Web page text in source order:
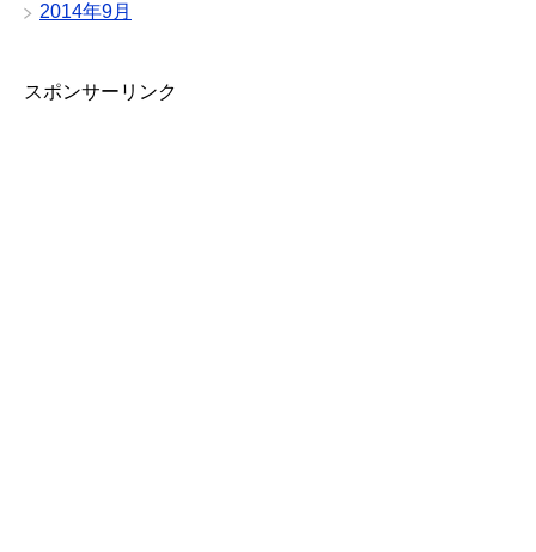
2014年9月
スポンサーリンク